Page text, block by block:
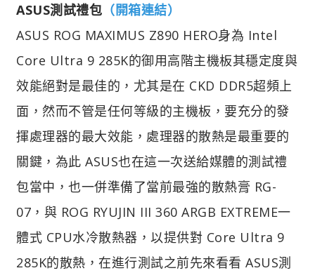
ASUS測試禮包 （開箱連結）
ASUS ROG MAXIMUS Z890 HERO身為 Intel
Core Ultra 9 285K的御用高階主機板其穩定度與
效能絕對是最佳的，尤其是在 CKD DDR5超頻上
面，然而不管是任何等級的主機板，要充分的發
揮處理器的最大效能，處理器的散熱是最重要的
關鍵，為此 ASUS也在這一次送給媒體的測試禮
包當中，也一併準備了當前最強的散熱膏 RG-
07，與 ROG RYUJIN III 360 ARGB EXTREME一
體式 CPU水冷散熱器，以提供對 Core Ultra 9
285K的散熱，在進行測試之前先來看看 ASUS測